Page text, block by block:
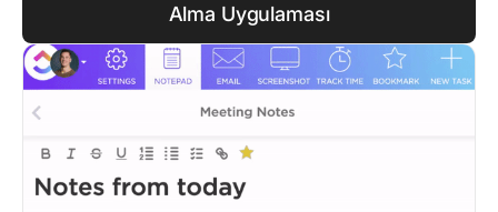
Alma Uygulaması